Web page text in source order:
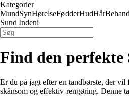
Kategorier
MundSynHørelseFødderHudHår
Sund Indeni
Find den
Er du på jagt efter en tandbørste, der
skånsom og effektiv rengøring. Denne